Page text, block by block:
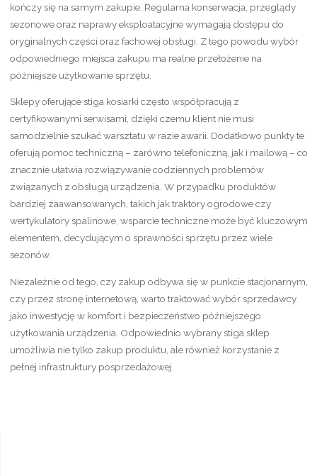
kończy się na samym zakupie. Regularna konserwacja, przeglądy
sezonowe oraz naprawy eksploatacyjne wymagają dostępu do
oryginalnych części oraz fachowej obsługi. Z tego powodu wybór
odpowiedniego miejsca zakupu ma realne przełożenie na
późniejsze użytkowanie sprzętu.
Sklepy oferujące stiga kosiarki często współpracują z
certyfikowanymi serwisami, dzięki czemu klient nie musi
samodzielnie szukać warsztatu w razie awarii. Dodatkowo punkty te
oferują pomoc techniczną – zarówno telefoniczną, jak i mailową – co
znacznie ułatwia rozwiązywanie codziennych problemów
związanych z obsługą urządzenia. W przypadku produktów
bardziej zaawansowanych, takich jak traktory ogrodowe czy
wertykulatory spalinowe, wsparcie techniczne może być kluczowym
elementem, decydującym o sprawności sprzętu przez wiele
sezonów.
Niezależnie od tego, czy zakup odbywa się w punkcie stacjonarnym,
czy przez stronę internetową, warto traktować wybór sprzedawcy
jako inwestycję w komfort i bezpieczeństwo późniejszego
użytkowania urządzenia. Odpowiednio wybrany stiga sklep
umożliwia nie tylko zakup produktu, ale również korzystanie z
pełnej infrastruktury posprzedażowej.